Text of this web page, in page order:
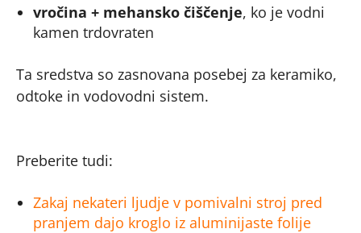
vročina + mehansko čiščenje, ko je vodni
kamen trdovraten
Ta sredstva so zasnovana posebej za keramiko,
odtoke in vodovodni sistem.
Preberite tudi:
Zakaj nekateri ljudje v pomivalni stroj pred
pranjem dajo kroglo iz aluminijaste folije